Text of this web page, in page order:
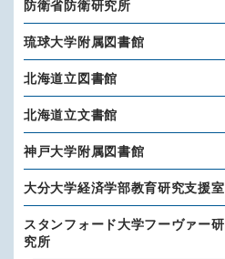
防衛省防衛研究所
琉球大学附属図書館
北海道立図書館
北海道立文書館
神戸大学附属図書館
大分大学経済学部教育研究支援室
スタンフォード大学フーヴァー研
究所